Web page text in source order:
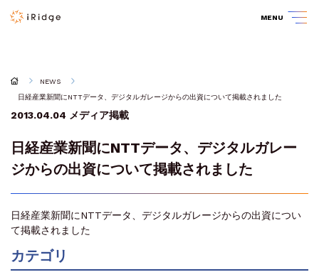
MENU
NEWS
日経産業新聞にNTTデータ、デジタルガレージからの出資について掲載されました
2013.04.04 メディア掲載
日経産業新聞にNTTデータ、デジタルガレー
ジからの出資について掲載されました
日経産業新聞にNTTデータ、デジタルガレージからの出資につい
て掲載されました
カテゴリ